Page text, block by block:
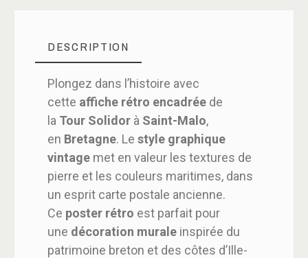
DESCRIPTION
Plongez dans l’histoire avec
cette affiche rétro encadrée de
la Tour Solidor à Saint-Malo,
en Bretagne. Le style graphique
vintage met en valeur les textures de
pierre et les couleurs maritimes, dans
un esprit carte postale ancienne.
Ce poster rétro est parfait pour
une décoration murale inspirée du
patrimoine breton et des côtes d’Ille-